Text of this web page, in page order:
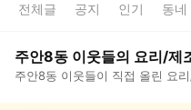
전체글 공지 인기 동네
주안8동 이웃들의 요리/제
주안8동 이웃들이 직접 올린 요